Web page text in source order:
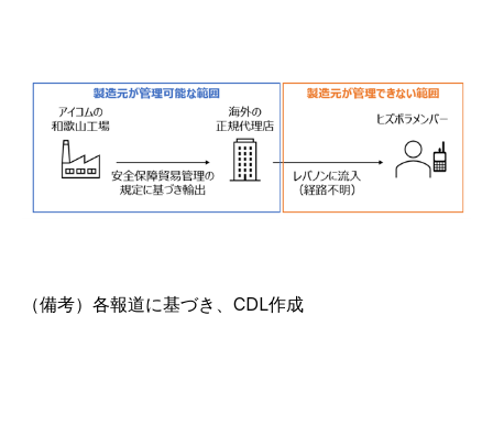
（備考）各報道に基づき、CDL作成